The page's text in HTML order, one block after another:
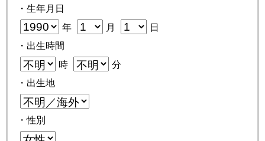
・生年月日
年 月
日
・出生時間
時
分
・出生地
・性別